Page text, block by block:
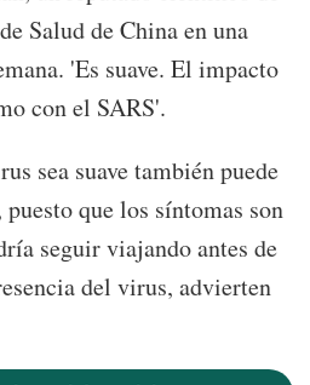
Salud de China en una
'Es suave. El impacto
con el SARS'.
sea suave también puede
que los síntomas son
seguir viajando antes de
del virus, advierten